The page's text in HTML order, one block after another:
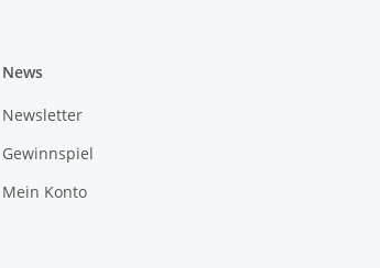
News
Newsletter
Gewinnspiel
Mein Konto